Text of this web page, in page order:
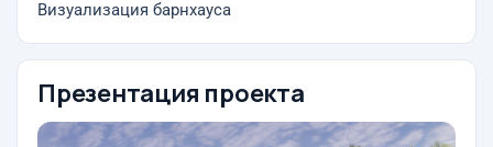
Визуализация барнхауса
Презентация проекта